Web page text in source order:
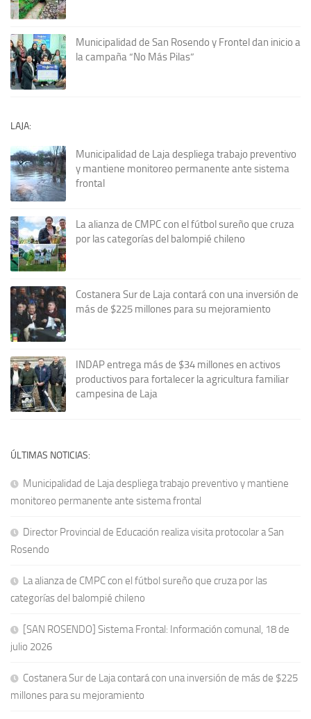
Municipalidad de San Rosendo y Frontel dan inicio a
la campaña “No Más Pilas”
LAJA:
Municipalidad de Laja despliega trabajo preventivo
y mantiene monitoreo permanente ante sistema
frontal
La alianza de CMPC con el fútbol sureño que cruza
por las categorías del balompié chileno
Costanera Sur de Laja contará con una inversión de
más de $225 millones para su mejoramiento
INDAP entrega más de $34 millones en activos
productivos para fortalecer la agricultura familiar
campesina de Laja
ÚLTIMAS NOTICIAS:
Municipalidad de Laja despliega trabajo preventivo y mantiene
monitoreo permanente ante sistema frontal
Director Provincial de Educación realiza visita protocolar a San
Rosendo
La alianza de CMPC con el fútbol sureño que cruza por las
categorías del balompié chileno
[SAN ROSENDO] Sistema Frontal: Información comunal, 18 de
julio 2026
Costanera Sur de Laja contará con una inversión de más de $225
millones para su mejoramiento